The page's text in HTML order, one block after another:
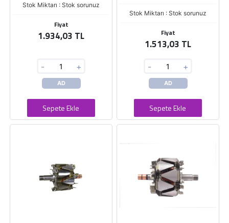
Stok Miktarı : Stok sorunuz
Fiyat
1.934,03 TL
- +
AD
Sepete Ekle
Stok Miktarı : Stok sorunuz
Fiyat
1.513,03 TL
- +
AD
Sepete Ekle